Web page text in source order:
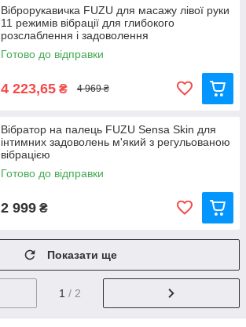
Віброрукавичка FUZU для масажу лівої руки
11 режимів вібрації для глибокого
розслаблення і задоволення
Готово до відправки
4 223,65 ₴ 4 969 ₴
Вібратор на палець FUZU Sensa Skin для
інтимних задоволень м'який з регульованою
вібрацією
Готово до відправки
2 999 ₴
Показати ще
1 / 2